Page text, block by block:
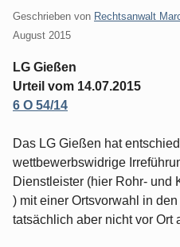
Geschrieben von Rechtsanwalt
August 2015
LG Gießen
Urteil vom 14.07.2015
6 O 54/14
Das LG Gießen hat
wettbewerbswidrige
Dienstleister (hier Rohr- und
) mit einer Ortsvorwahl in
tatsächlich aber nicht vor Ort